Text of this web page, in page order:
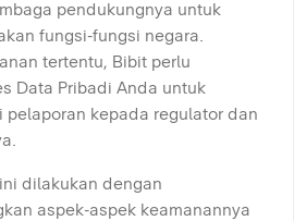
pendukungnya untuk
fungsi-fungsi negara.
tertentu, Bibit perlu
Data Pribadi Anda untuk
pelaporan kepada regulator dan
dilakukan dengan
aspek-aspek keamanannya